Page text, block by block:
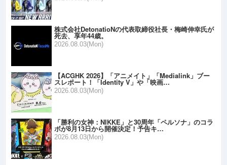
株式会社DetonatioNの代表取締役社長・梅崎伸幸氏が
死去、享年44歳。
2026.08.03(Mon)
【ACGHK 2026】「アニメイト」「Medialink」ブー
スレポート！「Identity V」や「映画…
2026.08.03(Mon)
「勝利の女神：NIKKE」と30周年「ペルソナ」のコラ
ボが8月13日から開催決定！予告キ…
2026.08.03(Mon)